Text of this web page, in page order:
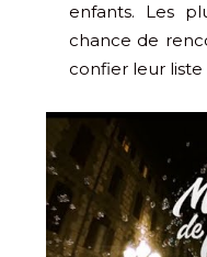
enfants. Les
chance de
confier leur